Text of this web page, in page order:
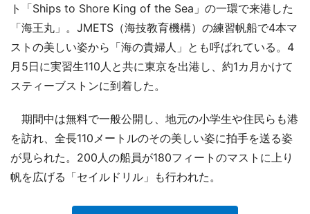
ト「Ships to Shore King of the Sea」の一環で来港した
「海王丸」。JMETS（海技教育機構）の練習帆船で4本マ
ストの美しい姿から「海の貴婦人」とも呼ばれている。4
月5日に実習生110人と共に東京を出港し、約1カ月かけて
スティーブストンに到着した。
期間中は無料で一般公開し、地元の小学生や住民らも港
を訪れ、全長110メートルのその美しい姿に拍手を送る姿
が見られた。200人の船員が180フィートのマストに上り
帆を広げる「セイルドリル」も行われた。